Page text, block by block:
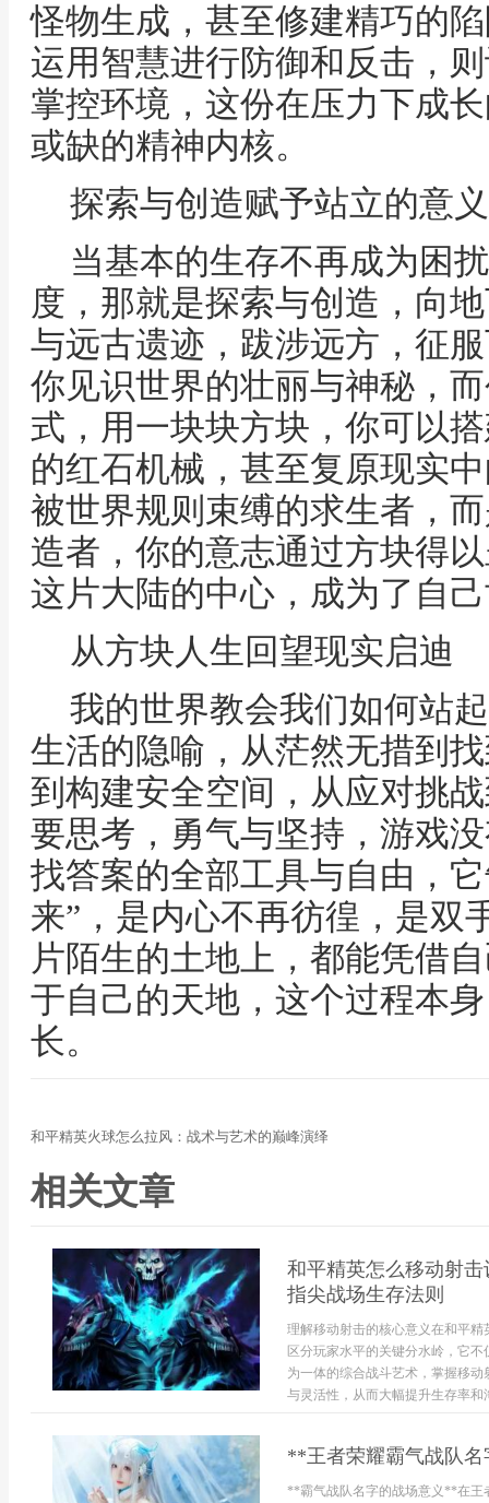
怪物生成，甚至修建精巧的
运用智慧进行防御和反击，
掌控环境，这份在压力下成
或缺的精神内核。
探索与创造赋予站立的意义
当基本的生存不再成为困
度，那就是探索与创造，向
与远古遗迹，跋涉远方，征
你见识世界的壮丽与神秘，
式，用一块块方块，你可以
的红石机械，甚至复原现实
被世界规则束缚的求生者，
造者，你的意志通过方块得
这片大陆的中心，成为了自
从方块人生回望现实启迪
我的世界教会我们如何站
生活的隐喻，从茫然无措到
到构建安全空间，从应对挑
要思考，勇气与坚持，游戏
找答案的全部工具与自由，
来”，是内心不再彷徨，是双
片陌生的土地上，都能凭借
于自己的天地，这个过程本
长。
和平精英火球怎么拉风：战术与艺术的巅峰演绎
相关文章
和平精英怎么移动射
指尖战场生存法则
理解移动射击的核心意义在和平
区分玩家水平的关键分水岭，它
为一体的综合战斗艺术，掌握移
与灵活性，从而大幅提升生存率
**王者荣耀霸气战队
**霸气战队名字的战场意义**在王